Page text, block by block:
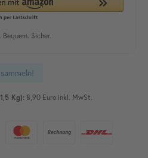
Kg): 8,90 Euro inkl. MwSt.